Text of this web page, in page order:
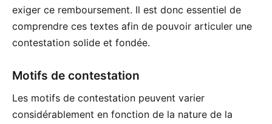
exiger ce remboursement. Il est donc essentiel de
comprendre ces textes afin de pouvoir articuler une
contestation solide et fondée.
Motifs de contestation
Les motifs de contestation peuvent varier
considérablement en fonction de la nature de la